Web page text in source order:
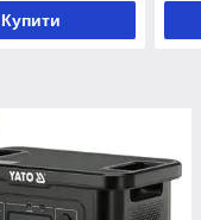
Купити